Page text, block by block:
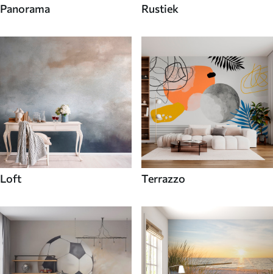
Panorama Rustiek
Loft Terrazzo